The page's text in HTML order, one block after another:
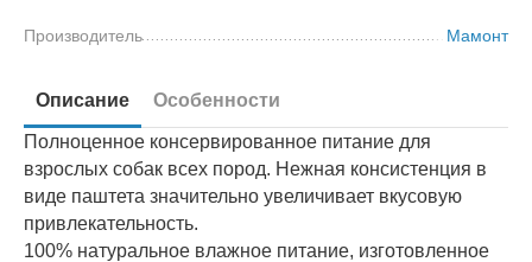
Производитель Мамонт
Описание Особенности
Полноценное консервированное питание для
взрослых собак всех пород. Нежная консистенция в
виде паштета значительно увеличивает вкусовую
привлекательность.
100% натуральное влажное питание, изготовленное